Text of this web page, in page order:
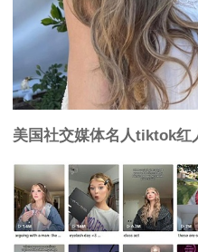
美国社交媒体名人tiktok红